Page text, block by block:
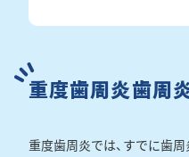
重度歯周炎歯周
重度歯周炎では、すでに歯